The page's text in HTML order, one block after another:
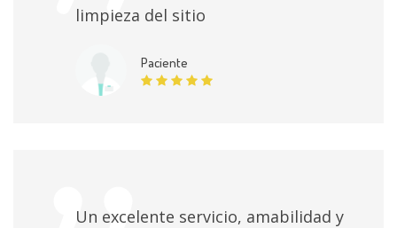
limpieza del sitio
Paciente
Un excelente servicio, amabilidad y